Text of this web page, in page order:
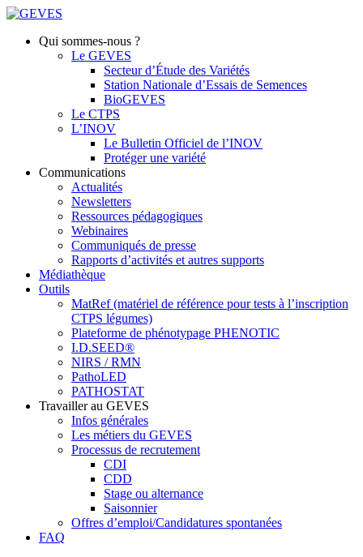
Qui sommes-nous ?
Le GEVES
Secteur d’Étude des Variétés
Station Nationale d’Essais de Semences
BioGEVES
Le CTPS
L’INOV
Le Bulletin Officiel de l’INOV
Protéger une variété
Communications
Actualités
Newsletters
Ressources pédagogiques
Webinaires
Communiqués de presse
Rapports d’activités et autres supports
Médiathèque
Outils
MatRef (matériel de référence pour tests à l’inscription
CTPS légumes)
Plateforme de phénotypage PHENOTIC
I.D.SEED®
NIRS / RMN
PathoLED
PATHOSTAT
Travailler au GEVES
Infos générales
Les métiers du GEVES
Processus de recrutement
CDI
CDD
Stage ou alternance
Saisonnier
Offres d’emploi/Candidatures spontanées
FAQ